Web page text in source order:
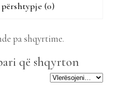
përshtypje (0)
pa shqyrtime.
që shqyrton